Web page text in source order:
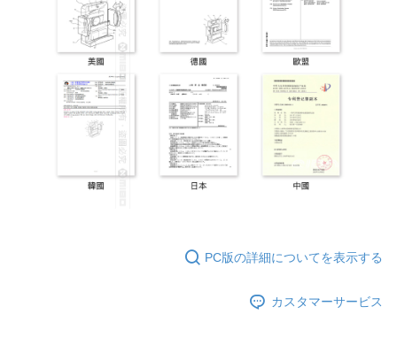
PC版の詳細についてを表示する
カスタマーサービス